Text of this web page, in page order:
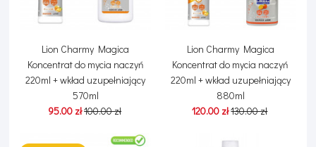
Lion Charmy Magica
Koncentrat do mycia naczyń
220ml + wkład uzupełniający
570ml
95.00 zł100.00 zł
Lion Charmy Magica
Koncentrat do mycia naczyń
220ml + wkład uzupełniający
880ml
120.00 zł130.00 zł